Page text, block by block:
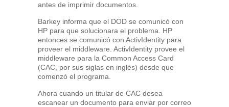
antes de imprimir documentos.
Barkey informa que el DOD se comunicó con
HP para que solucionara el problema. HP
entonces se comunicó con ActivIdentity para
proveer el middleware. ActivIdentity provee el
middleware para la Common Access Card
(CAC, por sus siglas en inglés) desde que
comenzó el programa.
Ahora cuando un titular de CAC desea
escanear un documento para enviar por correo